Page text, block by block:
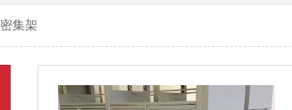
密集架